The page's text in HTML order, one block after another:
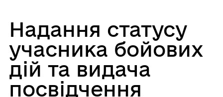
Надання статусу
учасника бойових
дій та видача
посвідчення